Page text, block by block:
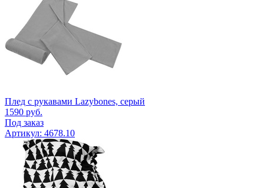
Плед с рукавами Lazybones, серый
1590 руб.
Под заказ
Артикул: 4678.10